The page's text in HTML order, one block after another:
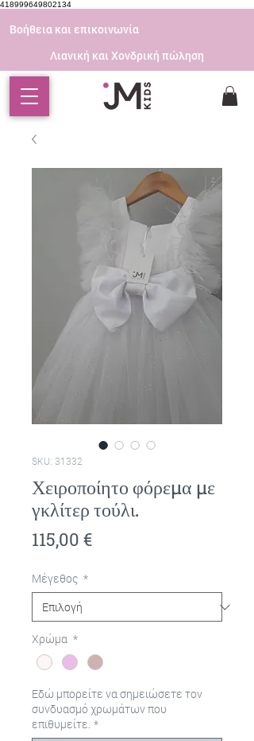
418999649802134
Βοήθεια και επικοινωνία
Λιανική και Χονδρική πώληση
SKU: 31332
Χειροποίητο φόρεμα με
γκλίτερ τούλι.
115,00 €Τιμή
Μέγεθος *
Χρώμα *
Εδώ μπορείτε να σημειώσετε τον
συνδυασμό χρωμάτων που
επιθυμείτε. *